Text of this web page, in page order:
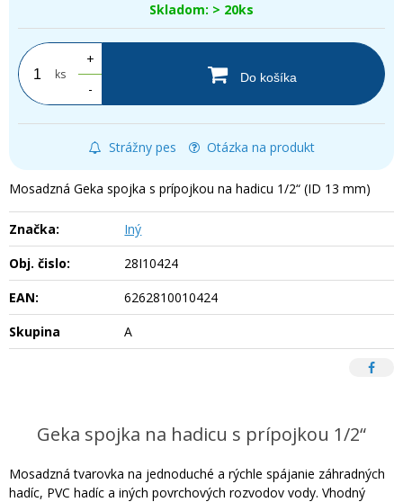
Skladom: > 20ks
ks
+
-
Do košíka
Strážny pes Otázka na produkt
Mosadzná Geka spojka s prípojkou na hadicu 1/2“ (ID 13 mm)
Značka:
Iný
Obj. čislo:
28I10424
EAN:
6262810010424
Skupina
A
Geka spojka na hadicu s prípojkou 1/2“
Mosadzná tvarovka na jednoduché a rýchle spájanie záhradných
hadíc, PVC hadíc a iných povrchových rozvodov vody. Vhodný